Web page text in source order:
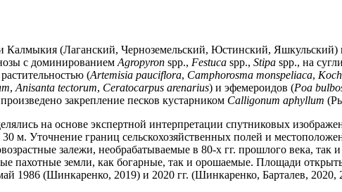
Калмыкия (Лаганский, Черноземельский, Юстинский, Яшкульский)
с доминированиемAgropyron spp., Festuca spp., Stipa spp., на
(Artemisia pauciflora, Camphorosma monspeliaca,
,Anisanta tectorum, Ceratocarpus arenarius) и эфемероидов (Poa
закрепление песков кустарником Calligonum aphyllum
на основе экспертной интерпретации спутниковых
м. Уточнение границ сельскохозяйственных полей и
залежи, необрабатываемые в 80-х гг. прошлого века, так
пахотные земли, как богарные, так и орошаемые. Площади
1986 (Шинкаренко, 2019) и 2020 гг. (Шинкаренко, Барталев, 2020,